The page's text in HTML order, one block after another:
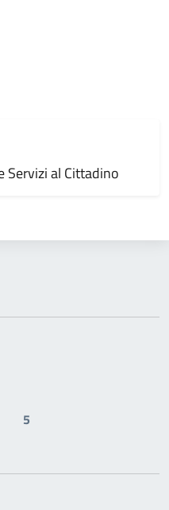
Servizi al Cittadino
5